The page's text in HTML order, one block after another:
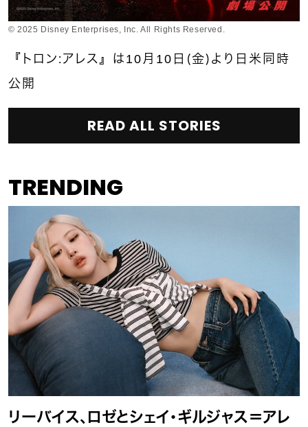
© 2025 Disney Enterprises, Inc. All Rights Reserved.
『トロン：アレス』は10月10日（金）より日米同時
公開
READ ALL STORIES
TRENDING
リーバイス、ロゼとシェイ・ギルジャス＝アレ